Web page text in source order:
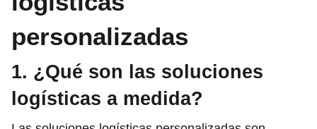
personalizadas
1. ¿Qué son las soluciones
logísticas a medida?